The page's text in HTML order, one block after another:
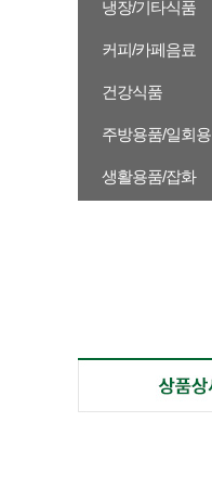
냉장/기타식품
커피/카페음료
건강식품
주방용품/일회
생활용품/잡화